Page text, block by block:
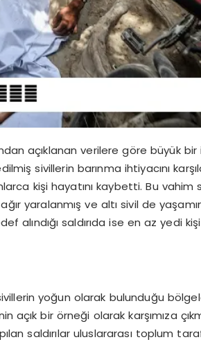
açıklanan verilere göre büyük bir
sivillerin barınma ihtiyacını
kişi hayatını kaybetti. Bu vahim
yaralanmış ve altı sivil de
saldırıda ise en az yedi kişi
yoğun olarak bulunduğu
bir örneği olarak karşımıza
saldırılar uluslararası toplum